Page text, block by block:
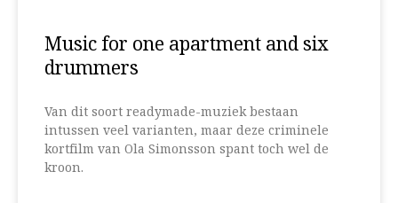
Music for one apartment and six
drummers
Van dit soort readymade-muziek bestaan
intussen veel varianten, maar deze criminele
kortfilm van Ola Simonsson spant toch wel de
kroon.